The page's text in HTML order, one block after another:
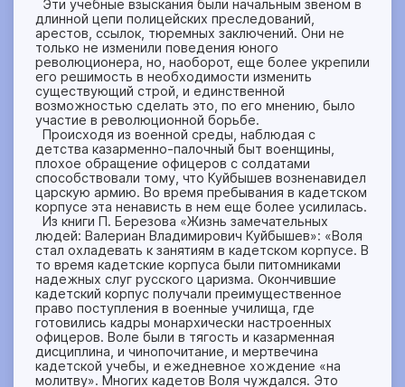
Эти учебные взыскания были начальным звеном в
длинной цепи полицейских преследований,
арестов, ссылок, тюремных заключений. Они не
только не изменили поведения юного
революционера, но, наоборот, еще более укрепили
его решимость в необходимости изменить
существующий строй, и единственной
возможностью сделать это, по его мнению, было
участие в революционной борьбе.
Происходя из военной среды, наблюдая с
детства казарменно-палочный быт военщины,
плохое обращение офицеров с солдатами
способствовали тому, что Куйбышев возненавидел
царскую армию. Во время пребывания в кадетском
корпусе эта ненависть в нем еще более усилилась.
Из книги П. Березова «Жизнь замечательных
людей: Валериан Владимирович Куйбышев»: «Воля
стал охладевать к занятиям в кадетском корпусе. В
то время кадетские корпуса были питомниками
надежных слуг русского царизма. Окончившие
кадетский корпус получали преимущественное
право поступления в военные училища, где
готовились кадры монархически настроенных
офицеров. Воле были в тягость и казарменная
дисциплина, и чинопочитание, и мертвечина
кадетской учебы, и ежедневное хождение «на
молитву». Многих кадетов Воля чуждался. Это